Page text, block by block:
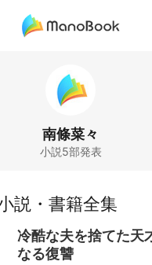
南條菜々
小説5部発表
説・書籍全集
冷酷な夫を捨てた天
なる復讐